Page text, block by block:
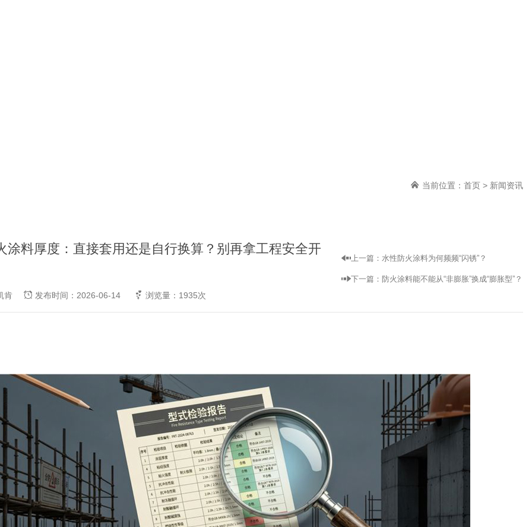
当前位置： 首页 > 新闻资讯
涂料厚度：直接套用还是自行换算？别再拿工程安全开
肯 发布时间：2026-06-14 浏览量：1935次
上一篇： 水性防火涂料为何频频“闪锈”？
下一篇： 防火涂料能不能从“非膨胀”换成“膨胀型”？